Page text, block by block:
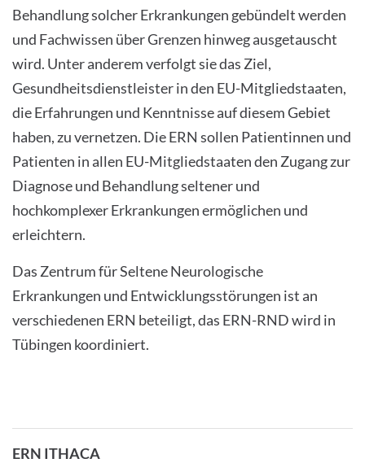
Behandlung solcher Erkrankungen gebündelt werden
und Fachwissen über Grenzen hinweg ausgetauscht
wird. Unter anderem verfolgt sie das Ziel,
Gesundheitsdienstleister in den EU-Mitgliedstaaten,
die Erfahrungen und Kenntnisse auf diesem Gebiet
haben, zu vernetzen. Die ERN sollen Patientinnen und
Patienten in allen EU-Mitgliedstaaten den Zugang zur
Diagnose und Behandlung seltener und
hochkomplexer Erkrankungen ermöglichen und
erleichtern.
Das Zentrum für Seltene Neurologische
Erkrankungen und Entwicklungsstörungen ist an
verschiedenen ERN beteiligt, das ERN-RND wird in
Tübingen koordiniert.
ERN ITHACA